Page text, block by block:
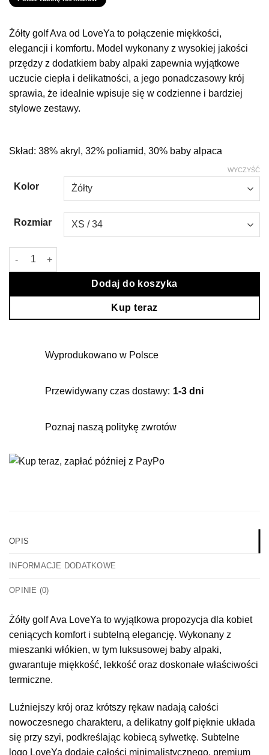
Żółty golf Ava od LoveYa to połączenie miękkości,
elegancji i komfortu. Model wykonany z wysokiej jakości
przędzy z dodatkiem baby alpaki zapewnia wyjątkowe
uczucie ciepła i delikatności, a jego ponadczasowy krój
sprawia, że idealnie wpisuje się w codzienne i bardziej
stylowe zestawy.
Skład: 38% akryl, 32% poliamid, 30% baby alpaca
Kolor
Rozmiar
WYCZYŚĆ
ilość Żółty golf Ava
Dodaj do koszyka
Kup teraz
Wyprodukowano w Polsce
Przewidywany czas dostawy: 1-3 dni
Poznaj naszą politykę zwrotów
OPIS
INFORMACJE DODATKOWE
OPINIE (0)
Żółty golf Ava LoveYa to wyjątkowa propozycja dla kobiet
ceniących komfort i subtelną elegancję. Wykonany z
mieszanki włókien, w tym luksusowej baby alpaki,
gwarantuje miękkość, lekkość oraz doskonałe właściwości
termiczne.
Luźniejszy krój oraz krótszy rękaw nadają całości
nowoczesnego charakteru, a delikatny golf pięknie układa
się przy szyi, podkreślając kobiecą sylwetkę. Subtelne
logo LoveYa dodaje całości minimalistycznego, premium